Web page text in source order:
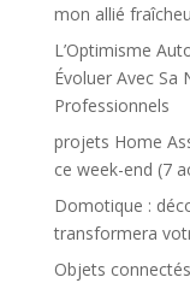
mon allié
L’Optimisme
Évoluer Avec Sa
Professionnels
projets Home
ce week-end (7
Domotique :
transformera
Objets